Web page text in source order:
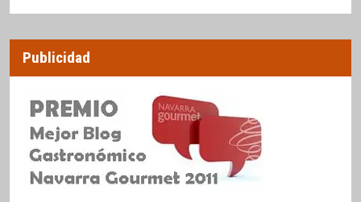
Publicidad